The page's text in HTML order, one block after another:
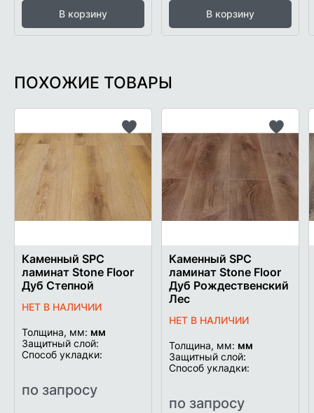
В корзину В корзину
ПОХОЖИЕ ТОВАРЫ
Добавить
список
желаемого
Каменный SPC
ламинат Stone Floor
Дуб Степной
НЕТ В НАЛИЧИИ
Толщина, мм: мм
Защитный слой:
Способ укладки:
по запросу
список
Каменный SPC
ламинат Stone Floor
Дуб Рождественский
Лес
НЕТ В НАЛИЧИИ
Толщина, мм: мм
Защитный слой:
Способ укладки:
по запросу